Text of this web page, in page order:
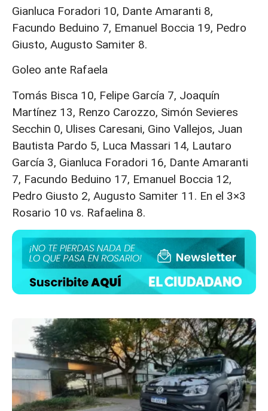
Gianluca Foradori 10, Dante Amaranti 8,
Facundo Beduino 7, Emanuel Boccia 19, Pedro
Giusto, Augusto Samiter 8.
Goleo ante Rafaela
Tomás Bisca 10, Felipe García 7, Joaquín
Martínez 13, Renzo Carozzo, Simón Sevieres
Secchin 0, Ulises Caresani, Gino Vallejos, Juan
Bautista Pardo 5, Luca Massari 14, Lautaro
García 3, Gianluca Foradori 16, Dante Amaranti
7, Facundo Beduino 17, Emanuel Boccia 12,
Pedro Giusto 2, Augusto Samiter 11. En el 3×3
Rosario 10 vs. Rafaelina 8.